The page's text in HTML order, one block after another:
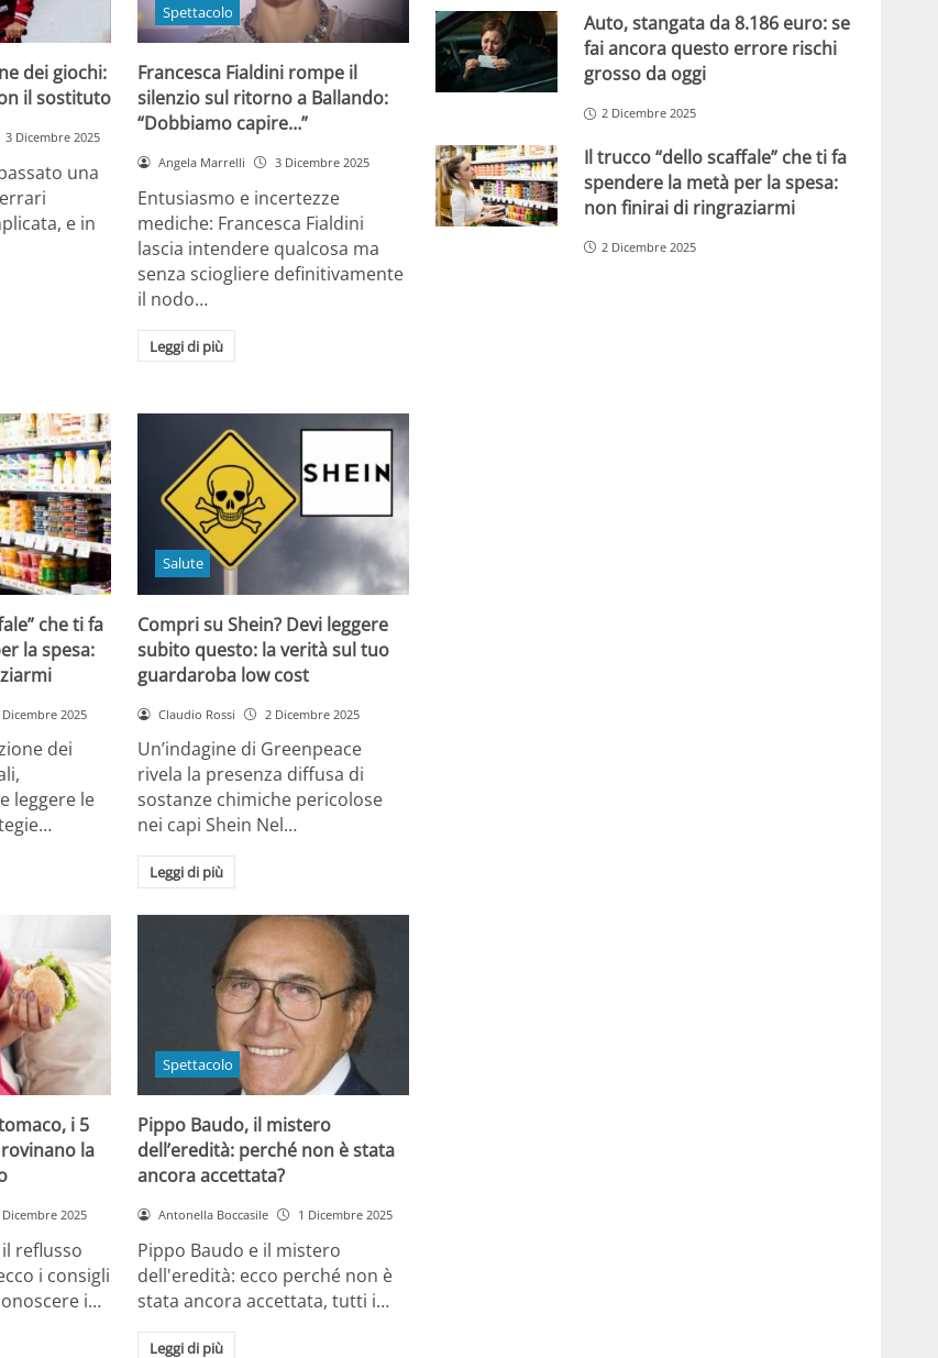
dei giochi:
il sostituto
3 Dicembre 2025
una
e in
Spettacolo
Francesca Fialdini rompe il
silenzio sul ritorno a Ballando:
“Dobbiamo capire…”
Angela Marrelli 3 Dicembre 2025
Entusiasmo e incertezze
mediche: Francesca Fialdini
lascia intendere qualcosa ma
senza sciogliere definitivamente
il nodo…
Leggi di più
che ti fa
la spesa:
Dicembre 2025
dei
leggere le
Salute
Compri su Shein? Devi leggere
subito questo: la verità sul tuo
guardaroba low cost
Claudio Rossi 2 Dicembre 2025
Un’indagine di Greenpeace
rivela la presenza diffusa di
sostanze chimiche pericolose
nei capi Shein Nel…
Leggi di più
i 5
la
Dicembre 2025
reflusso
i consigli
i…
Spettacolo
Pippo Baudo, il mistero
dell’eredità: perché non è stata
ancora accettata?
Antonella Boccasile 1 Dicembre 2025
Pippo Baudo e il mistero
dell'eredità: ecco perché non è
stata ancora accettata, tutti i…
Leggi di più
Auto, stangata da 8.186 euro: se
fai ancora questo errore rischi
grosso da oggi
2 Dicembre 2025
Il trucco “dello scaffale” che ti fa
spendere la metà per la spesa:
non finirai di ringraziarmi
2 Dicembre 2025